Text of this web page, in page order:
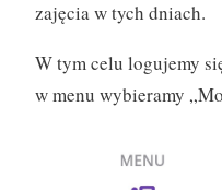
zajęcia w tych dniach.
W tym celu logujemy
w menu wybieramy